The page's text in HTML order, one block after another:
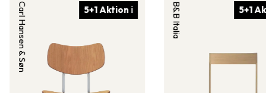
5+1 Aktion ℹ
Carl Hansen & Søn 5+1
B&B Italia